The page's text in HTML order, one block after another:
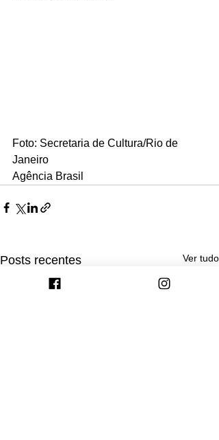
Foto: Secretaria de Cultura/Rio de
Janeiro
Agência Brasil
Posts recentes Ver tudo